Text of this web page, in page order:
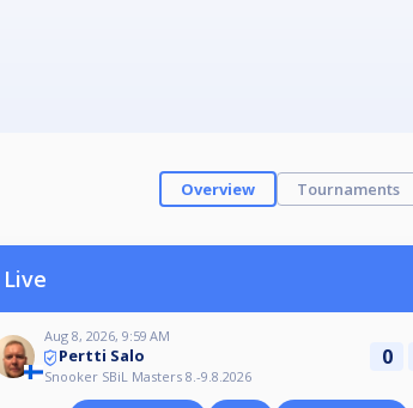
Overview Tournaments
Live
Aug 8, 2026, 9:59 AM
Pertti Salo
Snooker SBiL Masters 8.-9.8.2026
0